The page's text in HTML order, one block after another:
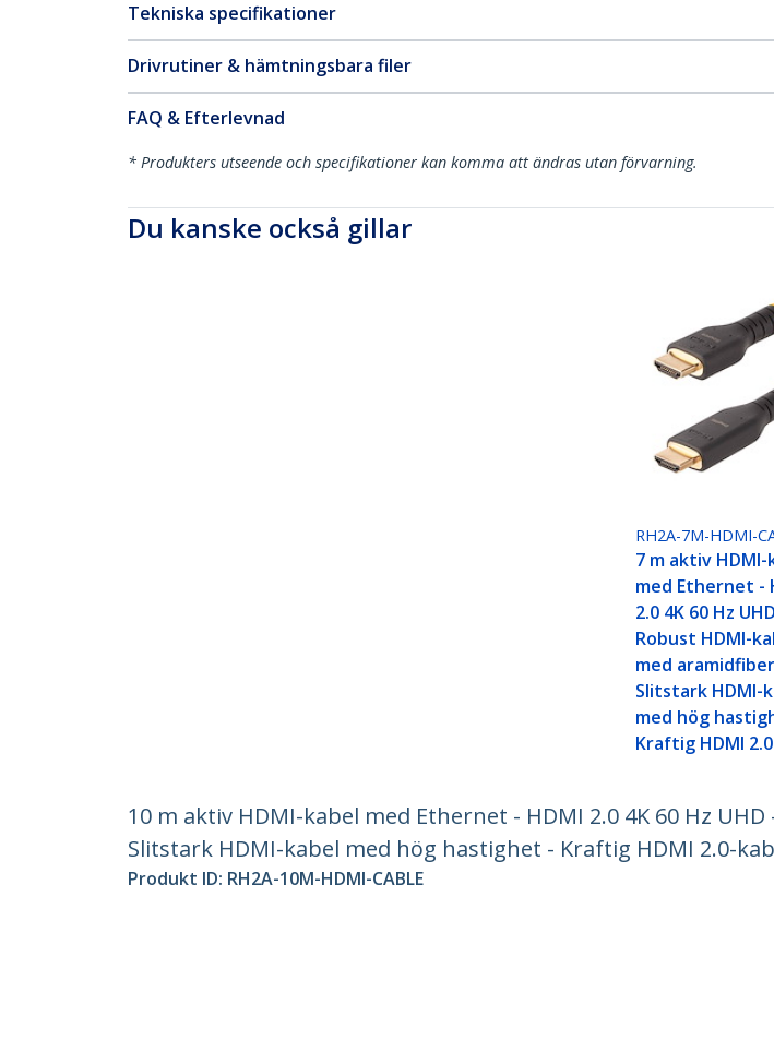
Tekniska specifikationer
Drivrutiner & hämtningsbara filer
FAQ & Efterlevnad
* Produkters utseende och specifikationer kan komma att ändras utan förvarning.
Du kanske också gillar
RH2A-7M-HDMI-
7 m aktiv HDMI-
med Ethernet -
2.0 4K 60 Hz
Robust HDMI-
med
Slitstark HDMI-
med hög
Kraftig HDMI
10 m aktiv HDMI-kabel med Ethernet - HDMI 2.0 4K 60 Hz
Slitstark HDMI-kabel med hög hastighet - Kraftig HDMI 2.0-
Produkt ID: RH2A-10M-HDMI-CABLE